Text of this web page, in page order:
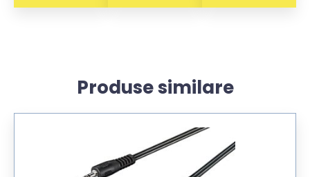
Produse similare